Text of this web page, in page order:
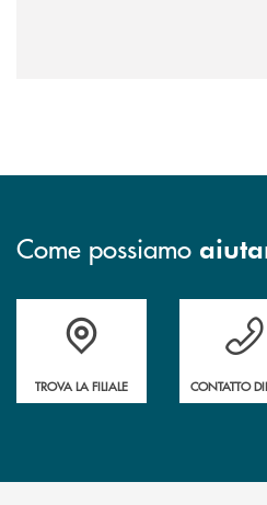
Come possiamo
Accedi all' elenco completo delle
TROVA LA FILIALE
Hai
CONTATTO